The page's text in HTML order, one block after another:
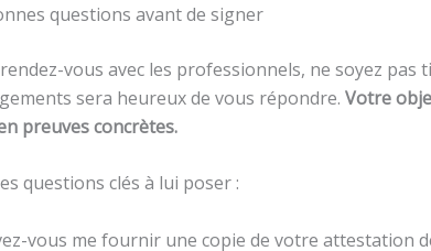
questions avant de signer
vous avec les professionnels, ne soyez
sera heureux de vous répondre. Votre
preuves concrètes.
questions clés à lui poser :
vous me fournir une copie de votre attestation